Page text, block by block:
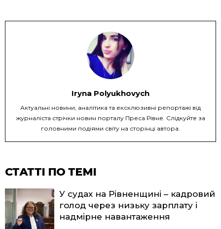
Iryna Polyukhovych
Актуальні новини, аналітика та ексклюзивні репортажі від
журналіста стрічки новин порталу Преса Рівне. Слідкуйте за
головними подіями світу на сторінці автора.
СТАТТІ ПО ТЕМІ
У судах на Рівненщині – кадровий
голод через низьку зарплату і
надмірне навантаження